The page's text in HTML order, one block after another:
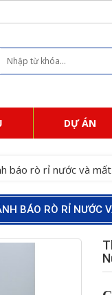
DỰ ÁN
báo rò rỉ nước và
BÁO RÒ RỈ NƯỚC